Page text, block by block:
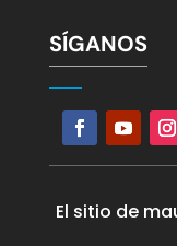
SÍGANOS
El sitio de